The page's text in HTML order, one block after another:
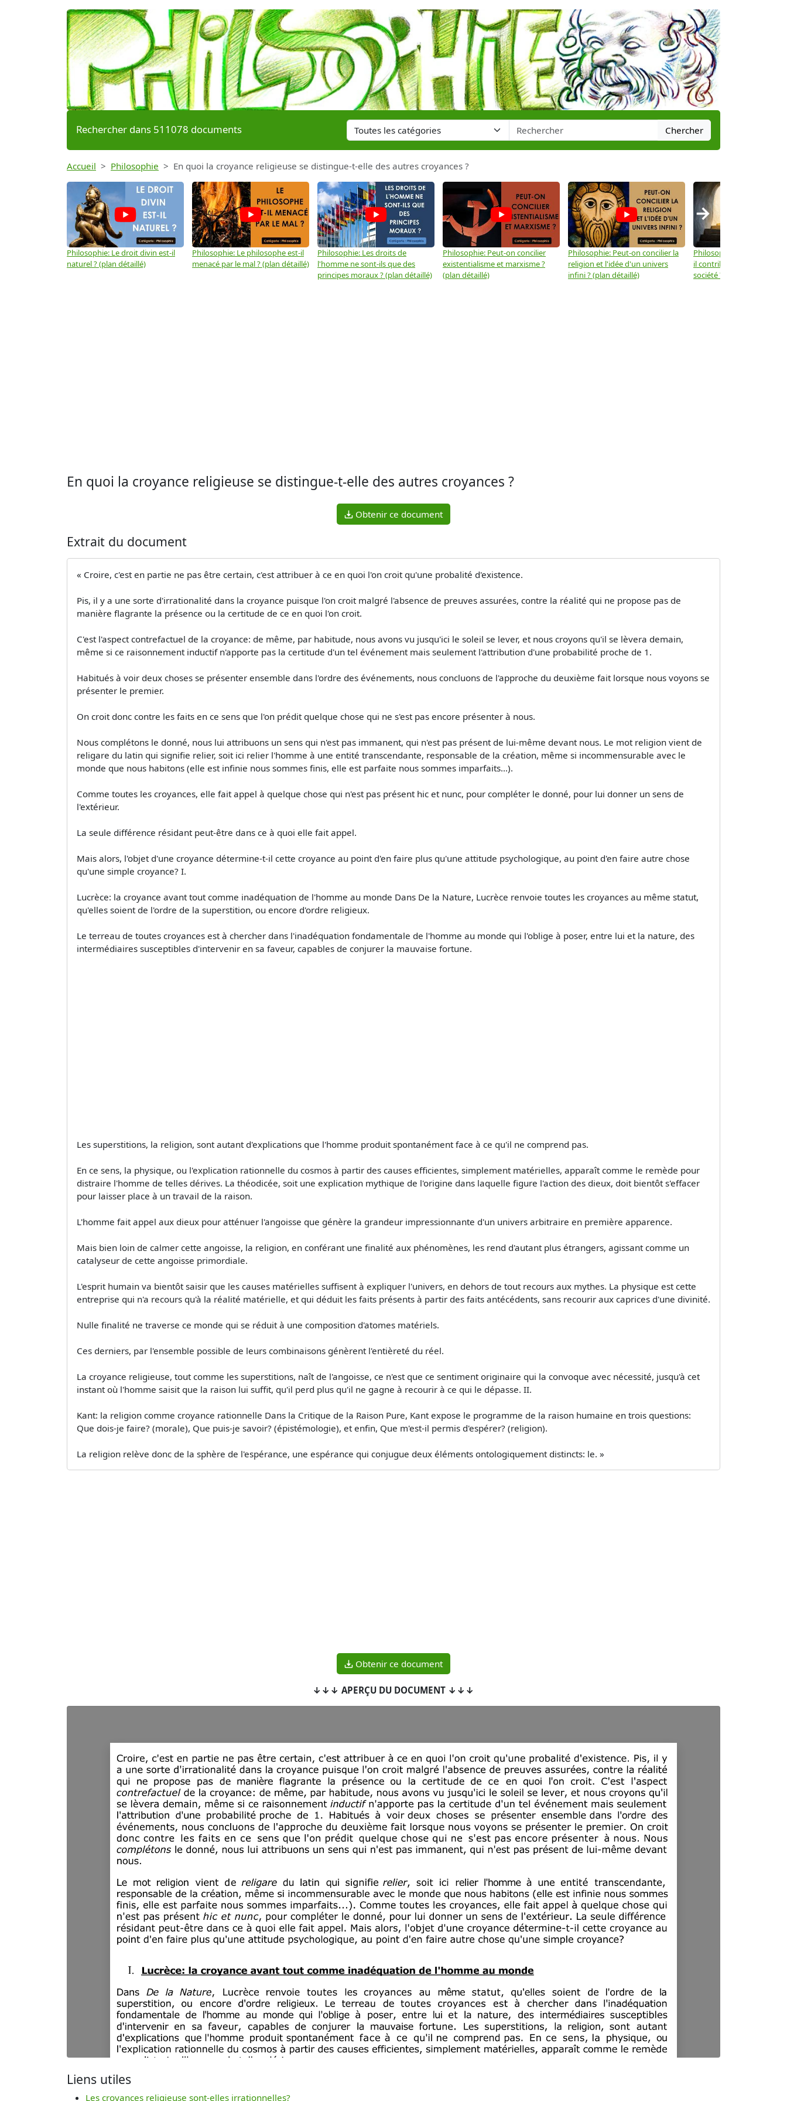
Rechercher dans 511078 documents Chercher
Accueil Philosophie En quoi la croyance religieuse se distingue-t-elle des autres croyances ?
Philosophie: Le droit divin est-il
naturel ? (plan détaillé)
Philosophie: Le philosophe est-il
menacé par le mal ? (plan détaillé)
Philosophie: Les droits de
l'homme ne sont-ils que des
principes moraux ? (plan détaillé)
Philosophie: Peut-on concilier
existentialisme et marxisme ?
(plan détaillé)
Philosophie: Peut-on concilier la
religion et l'idée d'un univers
infini ? (plan détaillé)
Philosophie: Le
il contribuer au progrès de
société ? (plan détaillé)
→
En quoi la croyance religieuse se distingue-t-elle des autres croyances ?
Obtenir ce document
Extrait du document
« Croire, c'est en partie ne pas être certain, c'est attribuer à ce en quoi l'on croit qu'une probalité d'existence.
Pis, il y a une sorte d'irrationalité dans la croyance puisque l'on croit malgré l'absence de preuves assurées, contre la réalité qui ne propose pas de
manière flagrante la présence ou la certitude de ce en quoi l'on croit.
C'est l'aspect contrefactuel de la croyance: de même, par habitude, nous avons vu jusqu'ici le soleil se lever, et nous croyons qu'il se lèvera demain,
même si ce raisonnement inductif n'apporte pas la certitude d'un tel événement mais seulement l'attribution d'une probabilité proche de 1.
Habitués à voir deux choses se présenter ensemble dans l'ordre des événements, nous concluons de l'approche du deuxième fait lorsque nous voyons se
présenter le premier.
On croit donc contre les faits en ce sens que l'on prédit quelque chose qui ne s'est pas encore présenter à nous.
Nous complétons le donné, nous lui attribuons un sens qui n'est pas immanent, qui n'est pas présent de lui-même devant nous. Le mot religion vient de
religare du latin qui signifie relier, soit ici relier l'homme à une entité transcendante, responsable de la création, même si incommensurable avec le
monde que nous habitons (elle est infinie nous sommes finis, elle est parfaite nous sommes imparfaits...).
Comme toutes les croyances, elle fait appel à quelque chose qui n'est pas présent hic et nunc, pour compléter le donné, pour lui donner un sens de
l'extérieur.
La seule différence résidant peut-être dans ce à quoi elle fait appel.
Mais alors, l'objet d'une croyance détermine-t-il cette croyance au point d'en faire plus qu'une attitude psychologique, au point d'en faire autre chose
qu'une simple croyance? I.
Lucrèce: la croyance avant tout comme inadéquation de l'homme au monde Dans De la Nature, Lucrèce renvoie toutes les croyances au même statut,
qu'elles soient de l'ordre de la superstition, ou encore d'ordre religieux.
Le terreau de toutes croyances est à chercher dans l'inadéquation fondamentale de l'homme au monde qui l'oblige à poser, entre lui et la nature, des
intermédiaires susceptibles d'intervenir en sa faveur, capables de conjurer la mauvaise fortune.
Les superstitions, la religion, sont autant d'explications que l'homme produit spontanément face à ce qu'il ne comprend pas.
En ce sens, la physique, ou l'explication rationnelle du cosmos à partir des causes efficientes, simplement matérielles, apparaît comme le remède pour
distraire l'homme de telles dérives. La théodicée, soit une explication mythique de l'origine dans laquelle figure l'action des dieux, doit bientôt s'effacer
pour laisser place à un travail de la raison.
L'homme fait appel aux dieux pour atténuer l'angoisse que génère la grandeur impressionnante d'un univers arbitraire en première apparence.
Mais bien loin de calmer cette angoisse, la religion, en conférant une finalité aux phénomènes, les rend d'autant plus étrangers, agissant comme un
catalyseur de cette angoisse primordiale.
L'esprit humain va bientôt saisir que les causes matérielles suffisent à expliquer l'univers, en dehors de tout recours aux mythes. La physique est cette
entreprise qui n'a recours qu'à la réalité matérielle, et qui déduit les faits présents à partir des faits antécédents, sans recourir aux caprices d'une divinité.
Nulle finalité ne traverse ce monde qui se réduit à une composition d'atomes matériels.
Ces derniers, par l'ensemble possible de leurs combinaisons génèrent l'entièreté du réel.
La croyance religieuse, tout comme les superstitions, naît de l'angoisse, ce n'est que ce sentiment originaire qui la convoque avec nécessité, jusqu'à cet
instant où l'homme saisit que la raison lui suffit, qu'il perd plus qu'il ne gagne à recourir à ce qui le dépasse. II.
Kant: la religion comme croyance rationnelle Dans la Critique de la Raison Pure, Kant expose le programme de la raison humaine en trois questions:
Que dois-je faire? (morale), Que puis-je savoir? (épistémologie), et enfin, Que m'est-il permis d'espérer? (religion).
La religion relève donc de la sphère de l'espérance, une espérance qui conjugue deux éléments ontologiquement distincts: le. »
Obtenir ce document
↓↓↓ APERÇU DU DOCUMENT ↓↓↓
Liens utiles
Les croyances religieuse sont-elles irrationnelles?